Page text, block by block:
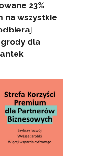
23%
na wszystkie
dla